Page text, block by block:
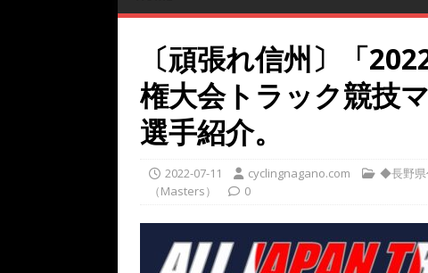
〔頑張れ信州〕「
権大会トラック競技
選手紹介。
2022-07-11 cyclingnagano.com ◆長野県
（Masters）
0